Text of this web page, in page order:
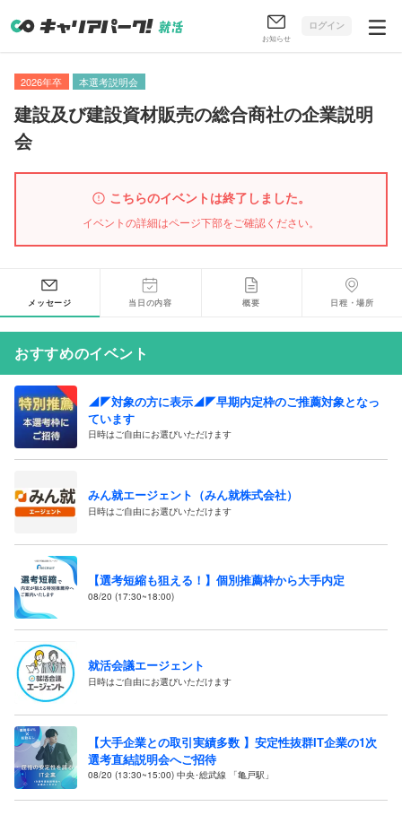
お知らせ
ログイン
2026年卒 本選考説明会
建設及び建設資材販売の総合商社の企業説明
会
こちらのイベントは終了しました。
イベントの詳細はページ下部をご確認ください。
メッセージ 当日の内容 概要 日程・場所
おすすめのイベント
◢◤対象の方に表示◢◤早期内定枠のご推薦対象となっ
ています
日時はご自由にお選びいただけます
みん就エージェント（みん就株式会社）
日時はご自由にお選びいただけます
【選考短縮も狙える！】個別推薦枠から大手内定
08/20 (17:30~18:00)
就活会議エージェント
日時はご自由にお選びいただけます
【大手企業との取引実績多数 】安定性抜群IT企業の1次
選考直結説明会へご招待
08/20 (13:30~15:00) 中央･総武線 「亀戸駅」